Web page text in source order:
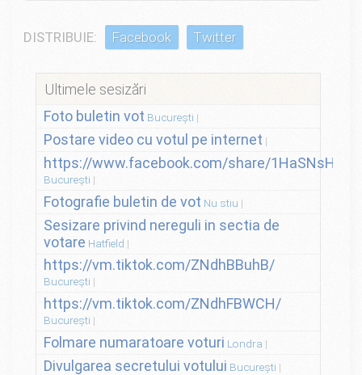
DISTRIBUIE: Facebook Twitter
Ultimele sesizări
Foto buletin vot București
Postare video cu votul pe internet
https://www.facebook.com/share/
București
Fotografie buletin de vot Nu stiu
Sesizare privind nereguli in sectia de
votare Hatfield
https://vm.tiktok.com/ZNdhBBuhB/
București
https://vm.tiktok.com/ZNdhFBWCH/
București
Folmare numaratoare voturi Londra
Divulgarea secretului votului București